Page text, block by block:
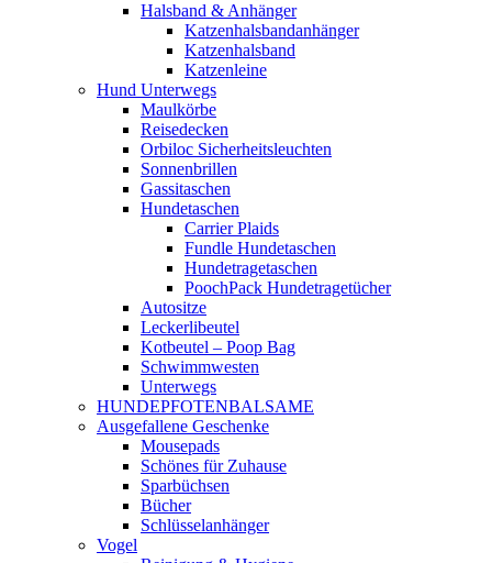
Halsband & Anhänger
Katzenhalsbandanhänger
Katzenhalsband
Katzenleine
Hund Unterwegs
Maulkörbe
Reisedecken
Orbiloc Sicherheitsleuchten
Sonnenbrillen
Gassitaschen
Hundetaschen
Carrier Plaids
Fundle Hundetaschen
Hundetragetaschen
PoochPack Hundetragetücher
Autositze
Leckerlibeutel
Kotbeutel – Poop Bag
Schwimmwesten
Unterwegs
HUNDEPFOTENBALSAME
Ausgefallene Geschenke
Mousepads
Schönes für Zuhause
Sparbüchsen
Bücher
Schlüsselanhänger
Vogel